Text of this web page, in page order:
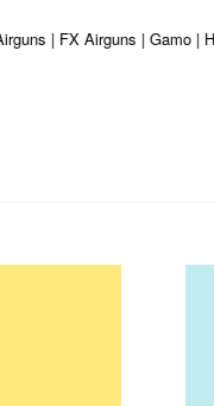
| FX Airguns | Gamo |